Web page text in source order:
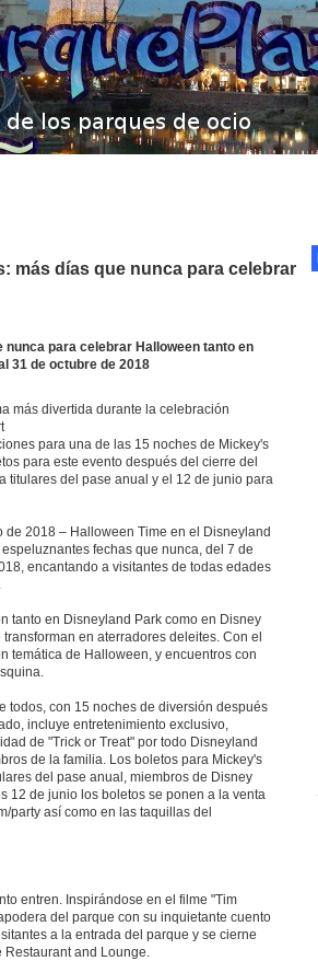
más días que nunca para celebrar
para celebrar Halloween tanto en
31 de octubre de 2018
más divertida durante la celebración
para una de las 15 noches de Mickey's
para este evento después del cierre del
titulares del pase anual y el 12 de junio para
de 2018 – Halloween Time en el Disneyland
fechas que nunca, del 7 de
encantando a visitantes de todas edades
tanto en Disneyland Park como en Disney
en aterradores deleites. Con el
temática de Halloween, y encuentros con
todos, con 15 noches de diversión después
incluye entretenimiento exclusivo,
de "Trick or Treat" por todo Disneyland
de la familia. Los boletos para Mickey's
del pase anual, miembros de Disney
12 de junio los boletos se ponen a la venta
party así como en las taquillas del
entren. Inspirándose en el filme "Tim
del parque con su inquietante cuento
a la entrada del parque y se cierne
and Lounge.